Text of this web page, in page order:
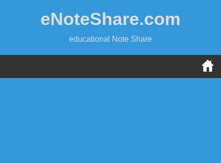
eNoteShare.com
educational Note Share